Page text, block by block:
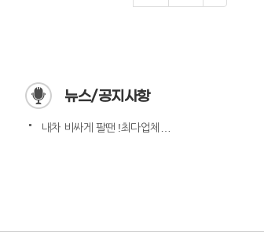
뉴스/공지사항
내차 비싸게 팔땐 !최다업체…